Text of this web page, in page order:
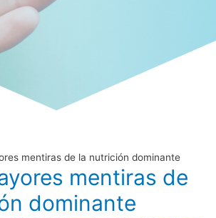
mentiras de la nutrición dominante
mentiras de
dominante